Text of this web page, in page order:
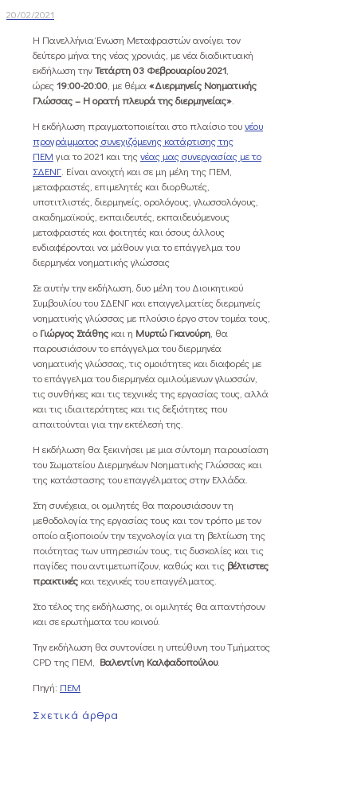
20/02/2021
H Πανελλήνια Ένωση Μεταφραστών ανοίγει τον
δεύτερο μήνα της νέας χρονιάς, με νέα διαδικτυακή
εκδήλωση τηνΤετάρτη 03 Φεβρουαρίου 2021
ώρες19:00-20:00 , με θέμα «Διερμηνείς Νοηματικής
Γλώσσας – Η ορατή πλευρά της διερμηνείας»
Η εκδήλωση πραγματοποιείται στο πλαίσιο τουνέου
προγράμματος συνεχιζόμενης κατάρτισης της
ΠΕΜ για το 2021 και τηςνέας μας συνεργασίας με το
ΣΔΕΝΓ . Είναι ανοιχτή και σε μη μέλη της ΠΕΜ,
μεταφραστές, επιμελητές και διορθωτές,
υποτιτλιστές, διερμηνείς, ορολόγους, γλωσσολόγους,
ακαδημαϊκούς, εκπαιδευτές, εκπαιδευόμενους
μεταφραστές και φοιτητές και όσους άλλους
ενδιαφέρονται να μάθουν για το επάγγελμα του
διερμηνέα νοηματικής γλώσσας
Σε αυτήν την εκδήλωση, δυο μέλη του Διοικητικού
Συμβουλίου του ΣΔΕΝΓ και επαγγελματίες διερμηνείς
νοηματικής γλώσσας με πλούσιο έργο στον τομέα τους,
ο Γιώργος Στάθης και η Μυρτώ Γκανούρη , θα
παρουσιάσουν το επάγγελμα του διερμηνέα
νοηματικής γλώσσας, τις ομοιότητες και διαφορές με
το επάγγελμα του διερμηνέα ομιλούμενων γλωσσών,
τις συνθήκες και τις τεχνικές της εργασίας τους, αλλά
και τις ιδιαιτερότητες και τις δεξιότητες που
απαιτούνται για την εκτέλεσή της.
Η εκδήλωση θα ξεκινήσει με μια σύντομη παρουσίαση
του Σωματείου Διερμηνέων Νοηματικής Γλώσσας και
της κατάστασης του επαγγέλματος στην Ελλάδα.
Στη συνέχεια, οι ομιλητές θα παρουσιάσουν τη
μεθοδολογία της εργασίας τους και τον τρόπο με τον
οποίο αξιοποιούν την τεχνολογία για τη βελτίωση της
ποιότητας των υπηρεσιών τους, τις δυσκολίες και τις
παγίδες που αντιμετωπίζουν, καθώς και τις βέλτιστες
πρακτικές και τεχνικές του επαγγέλματος.
Στο τέλος της εκδήλωσης, οι ομιλητές θα απαντήσουν
και σε ερωτήματα του κοινού.
Την εκδήλωση θα συντονίσει η υπεύθυνη του Τμήματος
CPD της ΠΕΜ, Βαλεντίνη Καλφαδοπούλου.
Πηγή: ΠΕΜ
Σχετικά άρθρα